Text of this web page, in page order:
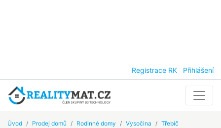
Registrace RK Přihlášení
Úvod Prodej domů Rodinné domy Vysočina
Třebíč